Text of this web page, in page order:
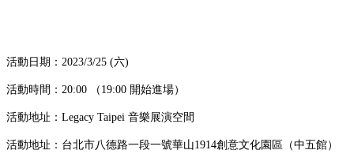
活動日期：2023/3/25 (六)
活動時間：20:00 （19:00 開始進場）
活動地址： Legacy Taipei 音樂展演空間
活動地址： 台北市八德路一段一號華山1914創意文化園區（中五館）